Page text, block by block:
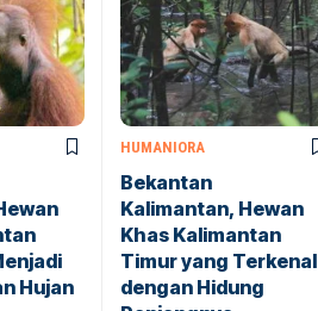
Hujan
HUMANIORA
Bekantan
Kalimantan, Hewan
Khas Kalimantan
Timur yang Terkenal
dengan Hidung